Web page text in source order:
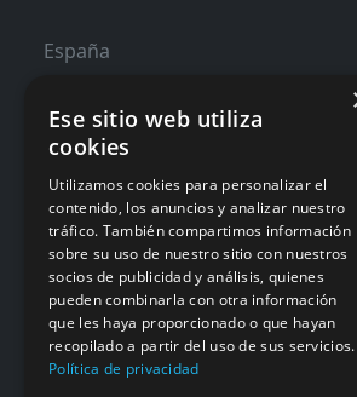
España
Suscribete a nuestro
Te informaremos de ofertas y
Email
Subscribir
Aceptar Politica dePrivacidad
Ese sitio web utiliza
cookies
Utilizamos cookies para personalizar el
contenido, los anuncios y analizar nuestro
tráfico. También compartimos información
sobre su uso de nuestro sitio con nuestros
socios de publicidad y análisis, quienes
pueden combinarla con otra información
que les haya proporcionado o que hayan
recopilado a partir del uso de sus servicios.
Política de privacidad